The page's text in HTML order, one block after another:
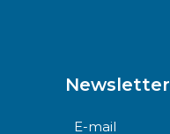
Newsletter